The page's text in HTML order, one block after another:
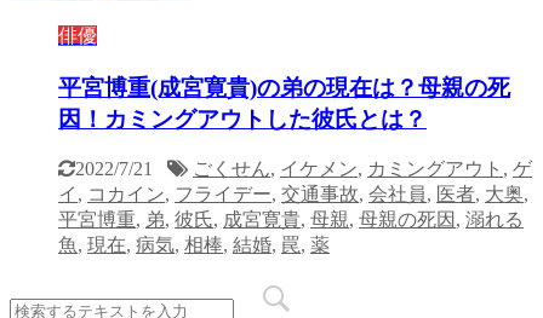
俳優
平宮博重(成宮寛貴)の弟の現在は？母親の死
因！カミングアウトした彼氏とは？
2022/7/21 ごくせん, イケメン, カミングアウト , ゲ
イ , コカイン, フライデー, 交通事故, 会社員, 医者, 大奥,
平宮博重, 弟, 彼氏, 成宮寛貴, 母親, 母親の死因 , 溺れる
魚, 現在, 病気, 相棒, 結婚, 罠, 薬